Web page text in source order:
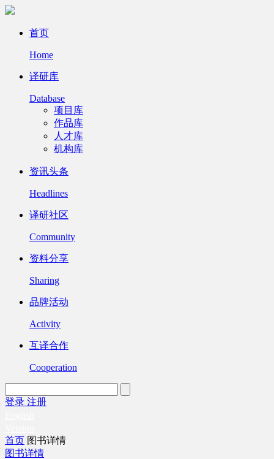
首页
Home
译研库
Database
项目库
作品库
人才库
机构库
资讯头条
Headlines
译研社区
Community
资料分享
Sharing
品牌活动
Activity
互译合作
Cooperation
登录 注册
首页 图书详情
图书详情